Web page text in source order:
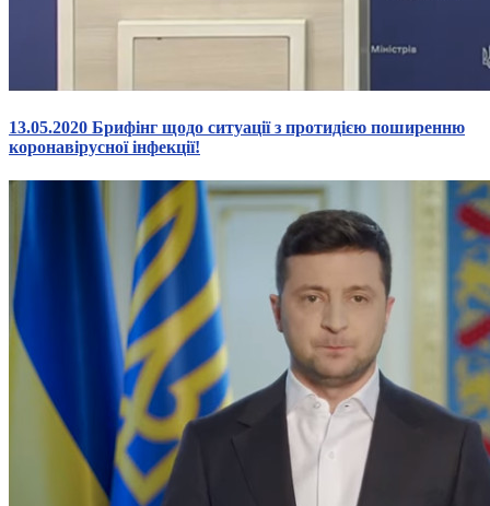
13.05.2020 Брифінг щодо ситуації з протидією поширенню
коронавірусної інфекції!